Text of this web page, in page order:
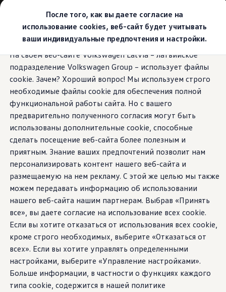
После того, как вы даете согласие на
использование cookies, веб-сайт будет учитывать
ваши индивидуальные предпочтения и настройки.
На своем веб-сайте Volkswagen Latvia – латвийское
подразделение Volkswagen Group – использует файлы
cookie. Зачем? Хороший вопрос! Мы используем строго
необходимые файлы cookie для обеспечения полной
функциональной работы сайта. Но с вашего
предварительно полученного согласия могут быть
использованы дополнительные cookie, способные
сделать посещение веб-сайта более полезным и
приятным. Знание ваших предпочтений позволит нам
персонализировать контент нашего веб-сайта и
размещаемую на нем рекламу. С этой же целью мы также
можем передавать информацию об использовании
нашего веб-сайта нашим партнерам. Выбрав «Принять
все», вы даете согласие на использование всех cookie.
Если вы хотите отказаться от использования всех cookie,
кроме строго необходимых, выберите «Отказаться от
всех». Если вы хотите управлять определенными
настройками, выберите «Управление настройками».
Больше информации, в частности о функциях каждого
типа cookie, содержится в нашей политике
основному
содержанию
нижнему
колонтитулу
Выбери свой Volkswagen
Модельный ряд
Новый ID.Cross
Открой для себя семейство внедорожников
Предложения и услуги
Юбилейное предложение
Автомобильный онлайн-магазин Volkswagen
Обмен автомобилей
Лизинг Volkswagen
Гарантия
Бесплатная регистрация для вашего нового
Взаимодействие в сети простыми словами
VW Connect
Активация
Все службы
VW Connect для Вашего ID.
Обновления (Upgrades)
Car-Net
App-Connect
Fleet Interface Data
O Volkswagen
Получи больше
Владельцы и услуги
Сервис и запчасти
Преимущества Volkswagen
Техобслуживание
Ремонт и проверки
Моторное масло и технические жидкости
Колеса и шины
Помощь при авариях и поломках